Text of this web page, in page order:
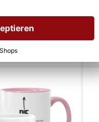
Kasse